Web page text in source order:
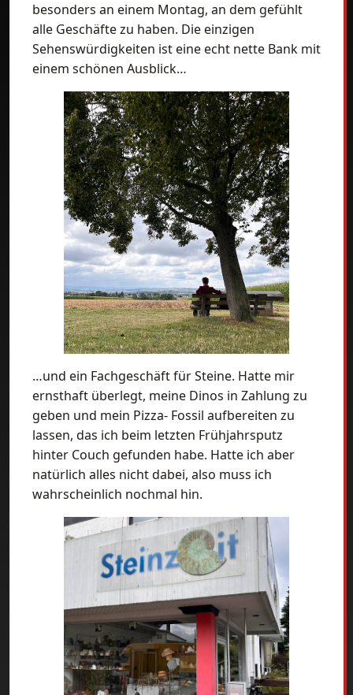
besonders an einem Montag, an dem gefühlt
alle Geschäfte zu haben. Die einzigen
Sehenswürdigkeiten ist eine echt nette Bank mit
einem schönen Ausblick…
…und ein Fachgeschäft für Steine. Hatte mir
ernsthaft überlegt, meine Dinos in Zahlung zu
geben und mein Pizza- Fossil aufbereiten zu
lassen, das ich beim letzten Frühjahrsputz
hinter Couch gefunden habe. Hatte ich aber
natürlich alles nicht dabei, also muss ich
wahrscheinlich nochmal hin.